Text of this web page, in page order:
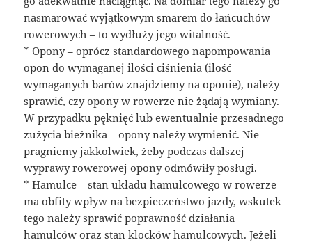
nasmarować wyjątkowym smarem do łańcuchów
rowerowych – to wydłuży jego witalność.
* Opony – oprócz standardowego napompowania
opon do wymaganej ilości ciśnienia (ilość
wymaganych barów znajdziemy na oponie), należy
sprawić, czy opony w rowerze nie żądają wymiany.
W przypadku pęknięć lub ewentualnie przesadnego
zużycia bieżnika – opony należy wymienić. Nie
pragniemy jakkolwiek, żeby podczas dalszej
wyprawy rowerowej opony odmówiły posługi.
* Hamulce – stan układu hamulcowego w rowerze
ma obfity wpływ na bezpieczeństwo jazdy, wskutek
tego należy sprawić poprawność działania
hamulców oraz stan klocków hamulcowych. Jeżeli